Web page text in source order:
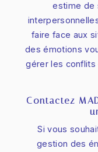
estime de
faire face aux
des émotions
gérer les
Contactez
Si vous
gestion des